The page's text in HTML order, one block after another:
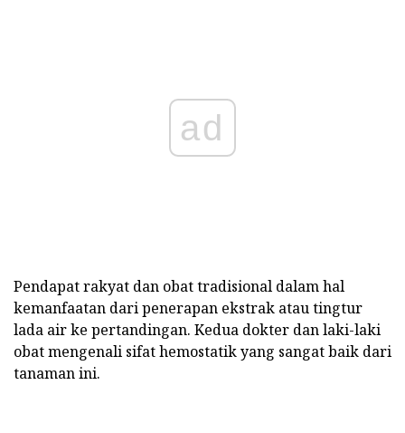
ad
Pendapat rakyat dan obat tradisional dalam hal
kemanfaatan dari penerapan ekstrak atau tingtur
lada air ke pertandingan. Kedua dokter dan laki-laki
obat mengenali sifat hemostatik yang sangat baik dari
tanaman ini.